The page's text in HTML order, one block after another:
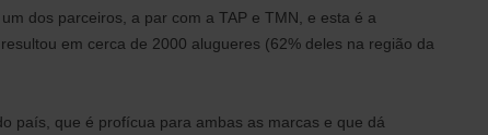
dos parceiros, a par com a TAP e TMN, e esta é a
em cerca de 2000 alugueres (62% deles na região da
país, que é profícua para ambas as marcas e que dá